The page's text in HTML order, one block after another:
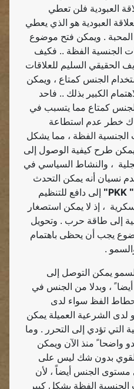
العبودية فلن تعطي
العبودية هو الذي يعطي
. ويمكن فتح موضوع
الجنسية الفظة .. فكيف
الحقيقي السليم للعلاقات
الجنس كمتاع ، ويمكن
الكبير بذلك .. فاحد
كمتاع مما يتسبب في
خطر عدم استطاعة
الفظة ، مما يشكل
طرح كيفية الوصول إلى
، والنشاط السياسي في
أنه يمكن التحدث
PKK
"إلى دافع للتنظيم
، إذ لا يمكن استصغار
إلى طاقة حرب . وتحويل
يجب أن يحظى باهتمام
.
يمكن التوصل إلى
، وبدلا من الجنس في
الفظ سواء لدى
لدى الشرعية العميلة يمكن
التي تؤدي إلى التحرر . وما
واضحا ً منذ الآن ويمكن
بدون شك ليس على
الجنس أيضاً ، لأن
الجنسية الفظة بشكل كبير